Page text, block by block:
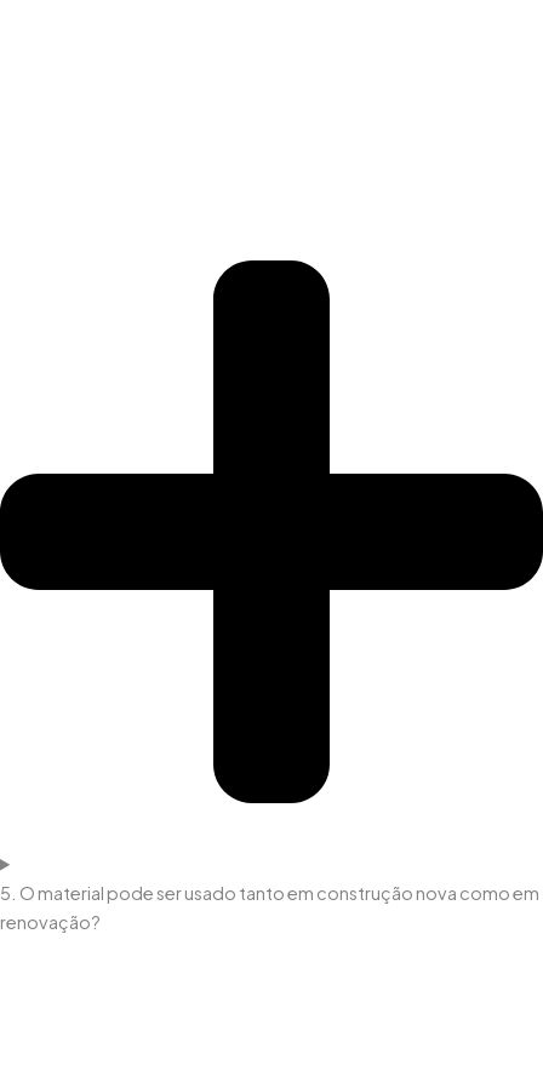
5. O material pode ser usado tanto em construção nova como em
renovação?